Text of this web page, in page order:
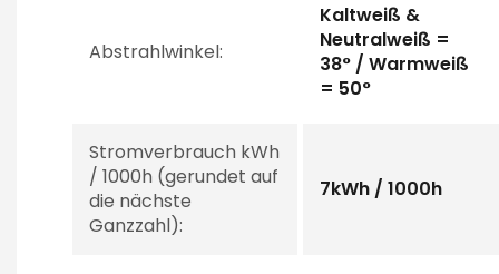
Abstrahlwinkel:
Kaltweiß &
Neutralweiß =
38° / Warmweiß
= 50°
Stromverbrauch kWh
/ 1000h (gerundet auf
die nächste
Ganzzahl):
7kWh / 1000h